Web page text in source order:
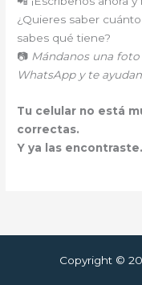
¿Quieres saber
sabes qué tiene?
📷 Mándanos una
WhatsApp y te
Tu celular no está
correctas.
Y ya las
Copyright ©